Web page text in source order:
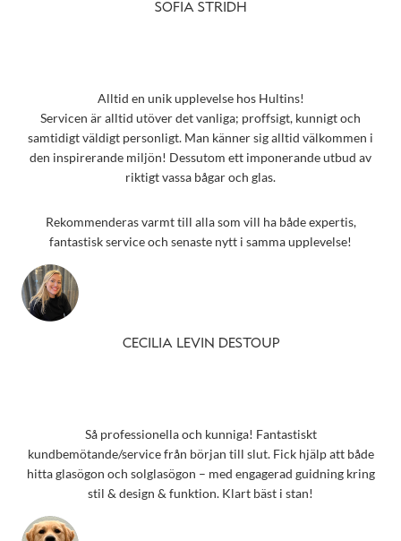
SOFIA STRIDH
Alltid en unik upplevelse hos Hultins!
Servicen är alltid utöver det vanliga; proffsigt, kunnigt och
samtidigt väldigt personligt. Man känner sig alltid välkommen i
den inspirerande miljön! Dessutom ett imponerande utbud av
riktigt vassa bågar och glas.
Rekommenderas varmt till alla som vill ha både expertis,
fantastisk service och senaste nytt i samma upplevelse!
CECILIA LEVIN DESTOUP
Så professionella och kunniga! Fantastiskt
kundbemötande/service från början till slut. Fick hjälp att både
hitta glasögon och solglasögon – med engagerad guidning kring
stil & design & funktion. Klart bäst i stan!